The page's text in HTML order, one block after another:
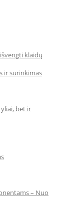
klaidų
ir surinkimas
bet ir
– Nuo